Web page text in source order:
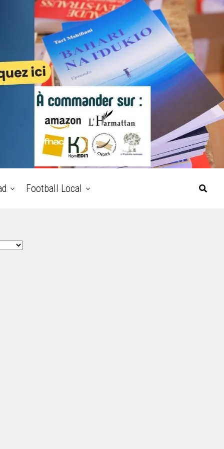
Football Local